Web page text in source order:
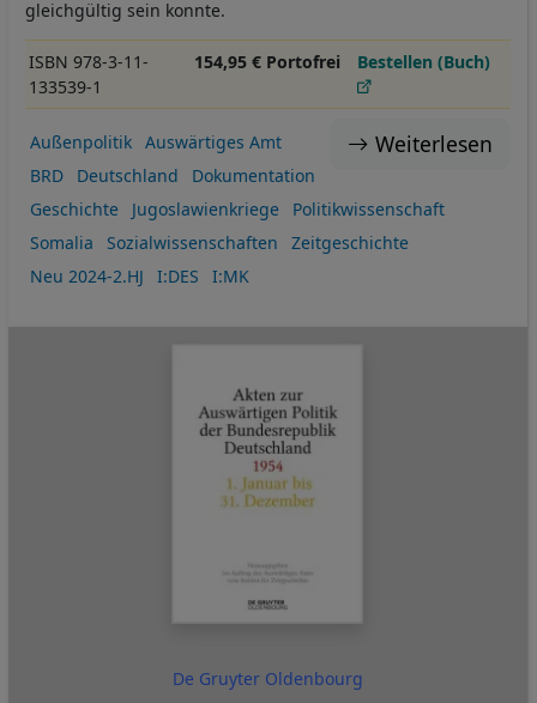
gleichgültig sein konnte.
ISBN 978-3-11-
133539-1
154,95 € Portofrei Bestellen (Buch)
Weiterlesen
Außenpolitik
Auswärtiges Amt
BRD
Deutschland
Dokumentation
Geschichte
Jugoslawienkriege
Politikwissenschaft
Somalia
Sozialwissenschaften
Zeitgeschichte
Neu 2024-2.HJ
I:DES I:MK
De Gruyter Oldenbourg